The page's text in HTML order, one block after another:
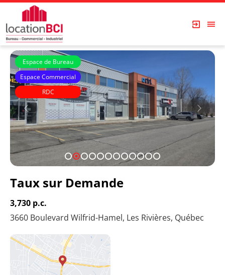
1 2 3 4 5 6 7 8 9101112
Espace de Bureau
Espace Commercial
RDC
Taux sur Demande
3,730 p.c.
3660 Boulevard Wilfrid-Hamel, Les Rivières, Québec